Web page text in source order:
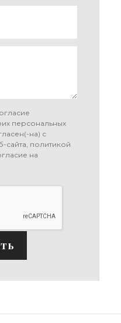
персональных
на) с
сайта, политикой
на